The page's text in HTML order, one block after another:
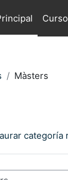
Màsters
categoría